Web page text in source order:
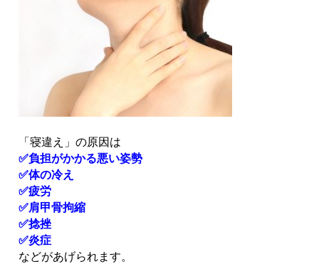
「寝違え」の原因は
✅負担がかかる悪い姿勢
✅体の冷え
✅疲労
✅肩甲骨拘縮
✅捻挫
✅炎症
などがあげられます。